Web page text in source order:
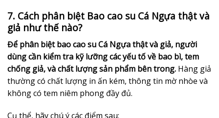
7. Cách phân biệt Bao cao su Cá Ngựa thật và
giả như thế nào?
Để phân biệt bao cao su Cá Ngựa thật và giả, người
dùng cần kiểm tra kỹ lưỡng các yếu tố về bao bì, tem
chống giả, và chất lượng sản phẩm bên trong. Hàng giả
thường có chất lượng in ấn kém, thông tin mờ nhòe và
không có tem niêm phong đầy đủ.
Cụ thể, hãy chú ý các điểm sau: